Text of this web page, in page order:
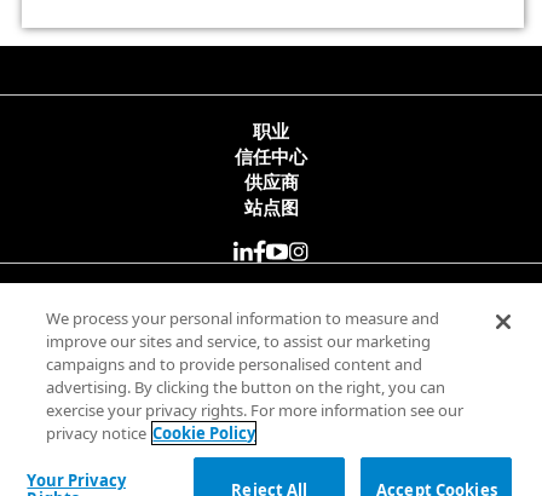
职业
信任中心
供应商
站点图
© 2025 Minitab, LLC. All Rights Reserved.
使用条款
隐私政策
合法
We process your personal information to measure and
improve our sites and service, to assist our marketing
campaigns and to provide personalised content and
advertising. By clicking the button on the right, you can
exercise your privacy rights. For more information see our
privacy notice Cookie Policy
Your Privacy
Reject All Accept Cookies